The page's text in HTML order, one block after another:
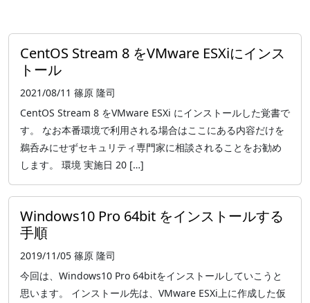
CentOS Stream 8 をVMware ESXiにインス
トール
2021/08/11 篠原 隆司
CentOS Stream 8 をVMware ESXi にインストールした覚書で
す。 なお本番環境で利用される場合はここにある内容だけを
鵜呑みにせずセキュリティ専門家に相談されることをお勧め
します。 環境 実施日 20 […]
Windows10 Pro 64bit をインストールする
手順
2019/11/05 篠原 隆司
今回は、Windows10 Pro 64bitをインストールしていこうと
思います。 インストール先は、VMware ESXi上に作成した仮